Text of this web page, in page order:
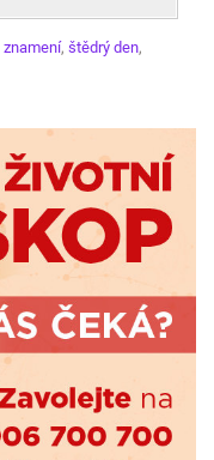
znamení, štědrý den,